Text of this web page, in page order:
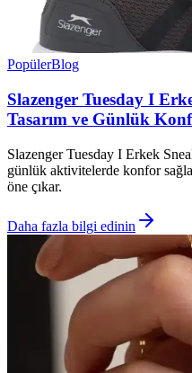
PopülerBlog
Slazenger Tuesday I
Tasarım ve Günlük
Slazenger Tuesday I Erkek
günlük aktivitelerde konfor
öne çıkar.
Daha fazla bilgi edinin